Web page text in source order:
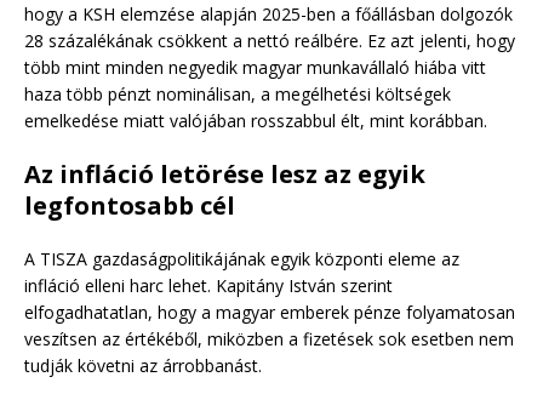
hogy a KSH elemzése alapján 2025-ben a főállásban dolgozók
28 százalékának csökkent a nettó reálbére. Ez azt jelenti, hogy
több mint minden negyedik magyar munkavállaló hiába vitt
haza több pénzt nominálisan, a megélhetési költségek
emelkedése miatt valójában rosszabbul élt, mint korábban.
Az infláció letörése lesz az egyik
legfontosabb cél
A TISZA gazdaságpolitikájának egyik központi eleme az
infláció elleni harc lehet. Kapitány István szerint
elfogadhatatlan, hogy a magyar emberek pénze folyamatosan
veszítsen az értékéből, miközben a fizetések sok esetben nem
tudják követni az árrobbanást.